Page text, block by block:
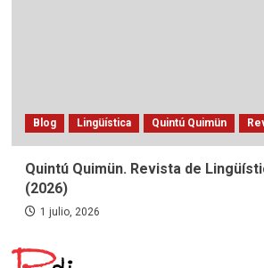
Blog Lingüística Quintú Quimün
Quintú Quimün. Revista de
(2026)
1 julio, 2026